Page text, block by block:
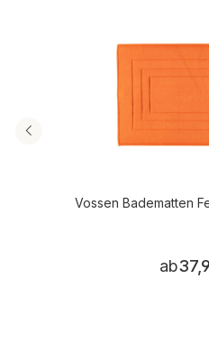
Vossen Badematten
ab